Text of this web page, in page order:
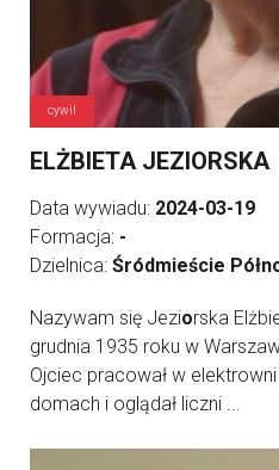
cywil
ELŻBIETA JEZIORSKA
Data wywiadu: 2024-03-19
Formacja: -
Dzielnica: Śródmieście
Nazywam się Jeziorska
grudnia 1935 roku w
Ojciec pracował w
domach i oglądał liczni ...